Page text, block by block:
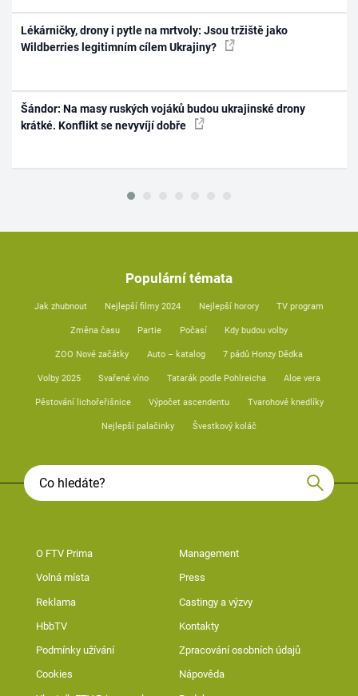
Lékárničky, drony i pytle na mrtvoly: Jsou tržiště jako
Wildberries legitimním cílem Ukrajiny?
Šándor: Na masy ruských vojáků budou ukrajinské drony
krátké. Konflikt se nevyvíjí dobře
Populární témata
Jak zhubnout Nejlepší filmy 2024 Nejlepší horory TV program
Změna času Partie Počasí Kdy budou volby
ZOO Nové začátky Auto – katalog 7 pádů Honzy Dědka
Volby 2025 Svařené víno Tatarák podle Pohlreicha Aloe vera
Pěstování lichořeřišnice Výpočet ascendentu Tvarohové knedlíky
Nejlepší palačinky Švestkový koláč
O FTV Prima Management
Volná místa Press
Reklama Castingy a výzvy
HbbTV Kontakty
Podmínky užívání Zpracování osobních údajů
Cookies Nápověda